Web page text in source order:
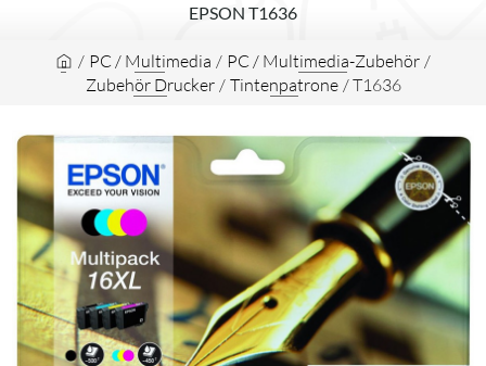
EPSON T1636
/ PC / Multimedia / PC / Multimedia-Zubehör /
Zubehör Drucker / Tintenpatrone /T1636